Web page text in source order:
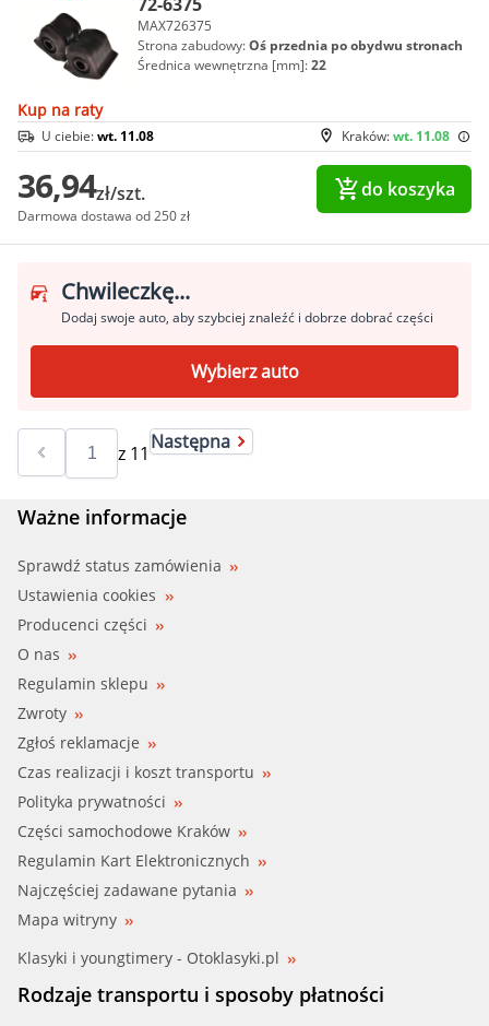
MAX726375
Strona zabudowy:Oś przednia po obydwu stronach
Średnica wewnętrzna [mm]:22
Kup na raty
Kraków:wt. 11.08
U ciebie:wt. 11.08
36,94zł/szt.
Darmowa dostawa od 250 zł
do koszyka
Chwileczkę...
Dodaj swoje auto, aby szybciej znaleźć i dobrze dobrać części
Wybierz auto
z 11 Następna
Ważne informacje
Sprawdź status zamówienia
Ustawienia cookies
Producenci części
O nas
Regulamin sklepu
Zwroty
Zgłoś reklamacje
Czas realizacji i koszt transportu
Polityka prywatności
Części samochodowe Kraków
Regulamin Kart Elektronicznych
Najczęściej zadawane pytania
Mapa witryny
Klasyki i youngtimery - Otoklasyki.pl
Rodzaje transportu i sposoby płatności